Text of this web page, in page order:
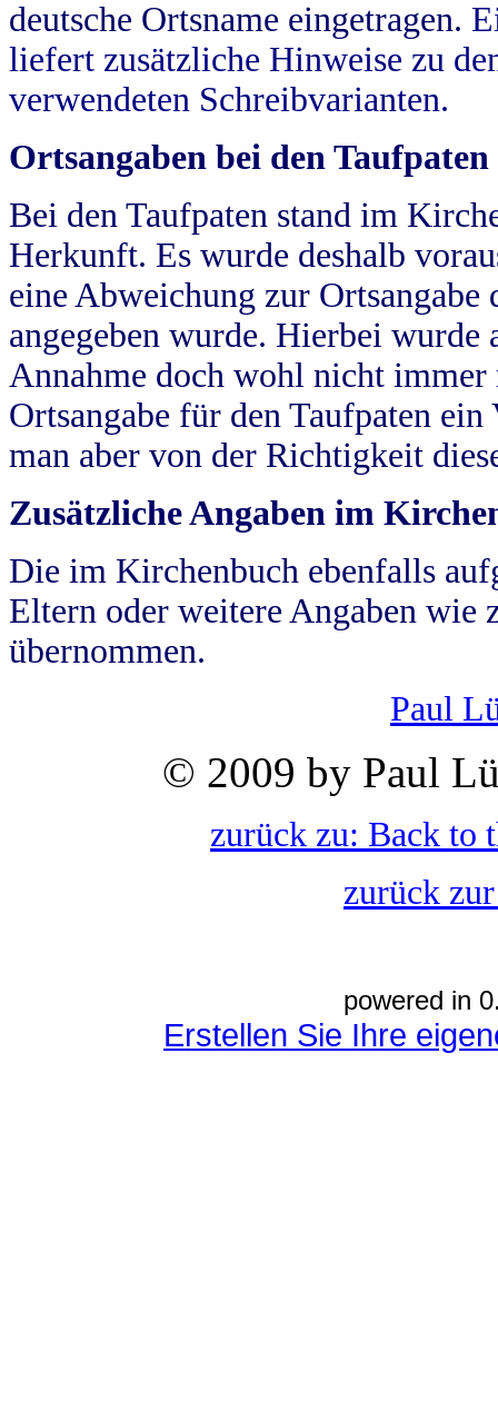
deutsche Ortsname eingetragen.
liefert zusätzliche Hinweise zu
verwendeten Schreibvarianten.
Ortsangaben bei den Taufpaten
Bei den Taufpaten stand im
Herkunft. Es wurde deshalb
eine Abweichung zur
angegeben wurde. Hierbei wurde
Annahme doch wohl nicht
Ortsangabe für den Taufpaten
man aber von der Richtigkeit
Zusätzliche Angaben im
Die im Kirchenbuch ebenfalls
Eltern oder weitere Angaben wie
übernommen.
Paul
© 2009 by Paul
zurück zu: Back to
zurück
powered in
Erstellen Sie Ihre